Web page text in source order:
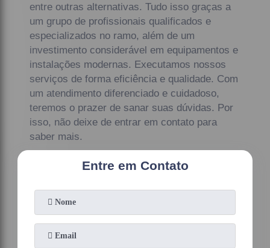
entre outras alternativas. Tudo isso graças a
um grupo de profissionais qualificados e
especializados no ramo, além de um
investimento considerável em equipamentos e
instalações modernas. Executamos nossos
serviços de forma eficiência e qualidade. Com
um atendimento diferenciado e cuidadoso,
teremos o prazer de sanar suas dúvidas. Por
isso, não deixe de entrar em contato para
saber mais.
Entre em Contato